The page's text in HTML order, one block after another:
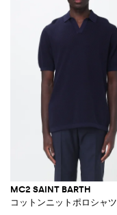
MC2 SAINT BARTH
コットンニットポロシャツ